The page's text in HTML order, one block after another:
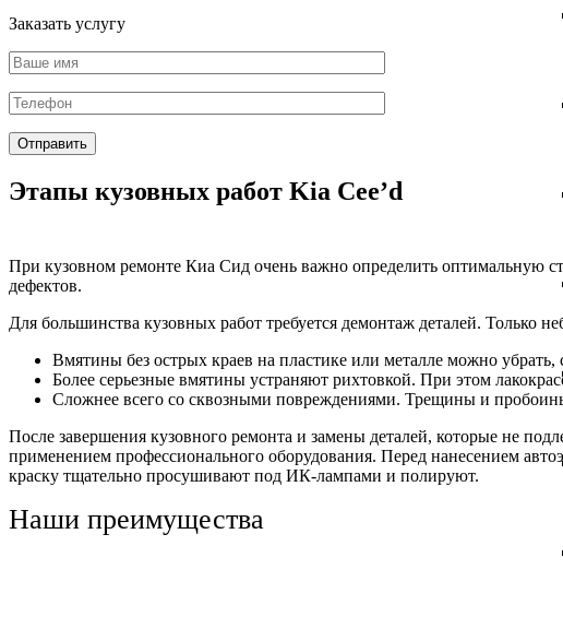
Заказать услугу
Этапы кузовных работ Kia Cee’d
При кузовном ремонте Киа Сид очень важно определить оптимальную
дефектов.
Для большинства кузовных работ требуется демонтаж деталей. Только
Вмятины без острых краев на пластике или металле можно
Более серьезные вмятины устраняют рихтовкой. При этом
Сложнее всего со сквозными повреждениями. Трещины и пробоины
После завершения кузовного ремонта и замены деталей, которые не
применением профессионального оборудования. Перед нанесением
краску тщательно просушивают под ИК-лампами и полируют.
Наши преимущества